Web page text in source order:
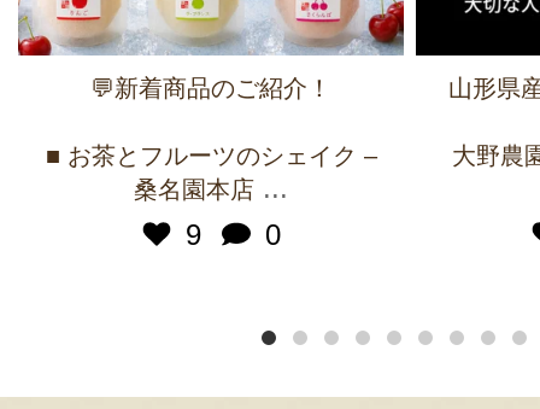
💬新着商品のご紹介！
■ お茶とフルーツのシェイク –
桑名園本店 ...
9
0
山形県
大野農